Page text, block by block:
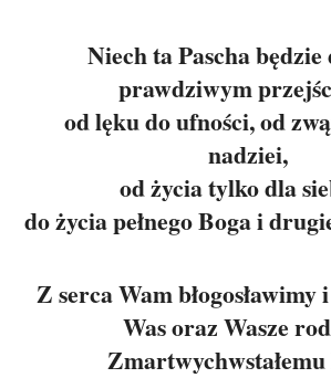
Niech ta Pascha będzie
prawdziwym
od lęku do ufności, od
nadziei,
od życia tylko dla
do życia pełnego Boga i
Z serca Wam
Was oraz Wasze
Zmartwychwstałemu